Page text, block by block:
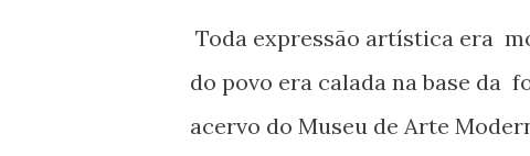
Toda expressão artística era
do povo era calada na base da
acervo do Museu de Arte